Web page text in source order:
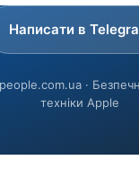
Написати в
·
техніки Apple